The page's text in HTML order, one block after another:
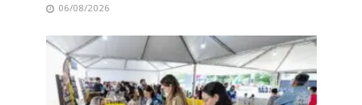
06/08/2026